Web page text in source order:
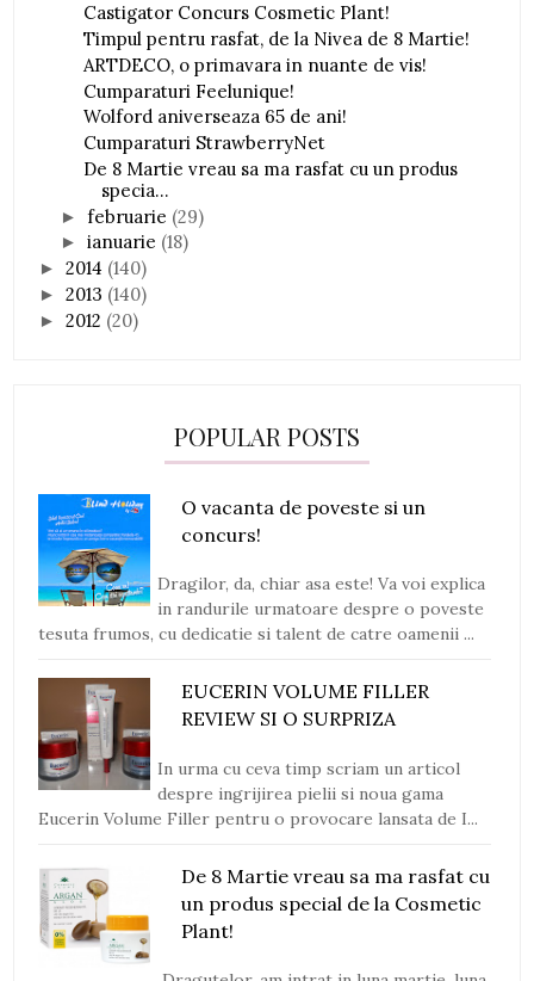
Castigator Concurs Cosmetic Plant!
Timpul pentru rasfat, de la Nivea de 8 Martie!
ARTDECO, o primavara in nuante de vis!
Cumparaturi Feelunique!
Wolford aniverseaza 65 de ani!
Cumparaturi StrawberryNet
De 8 Martie vreau sa ma rasfat cu un produs
specia...
►februarie (29)
►ianuarie (18)
►2014 (140)
►2013 (140)
►2012 (20)
POPULAR POSTS
O vacanta de poveste si un
concurs!
Dragilor, da, chiar asa este! Va voi explica
in randurile urmatoare despre o poveste
tesuta frumos, cu dedicatie si talent de catre oamenii ...
EUCERIN VOLUME FILLER
REVIEW SI O SURPRIZA
In urma cu ceva timp scriam un articol
despre ingrijirea pielii si noua gama
Eucerin Volume Filler pentru o provocare lansata de I...
De 8 Martie vreau sa ma rasfat cu
un produs special de la Cosmetic
Plant!